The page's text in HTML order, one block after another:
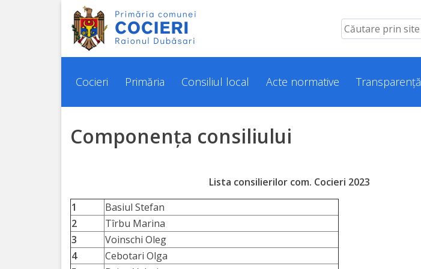
localității
Așezarea
localității
Demografie
Cocieri Primăria Consiliul local Acte normative Transparență
Componența consiliului
Lista consilierilor com. Cocieri 2023
1
Basiul Stefan
2
Tîrbu Marina
3
Voinschi Oleg
4
Cebotari Olga